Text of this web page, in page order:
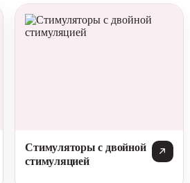
Стимуляторы с двойной
стимуляцией